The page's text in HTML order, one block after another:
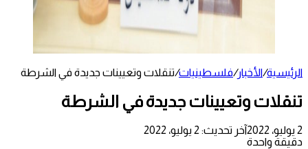
الرئيسية/الأخبار/فلسطينيات/تنقلات وتعيينات جديدة في الشرطة
تنقلات وتعيينات جديدة في الشرطة
2 يوليو، 2022
آخر تحديث: 2 يوليو، 2022
دقيقة واحدة